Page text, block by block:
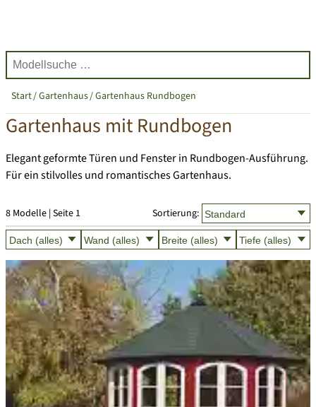
Start Gartenhaus Gartenhaus Rundbogen
Gartenhaus mit Rundbogen
Elegant geformte Türen und Fenster in Rundbogen-Ausführung.
Für ein stilvolles und romantisches Gartenhaus.
8 Modelle | Seite 1 Sortierung: